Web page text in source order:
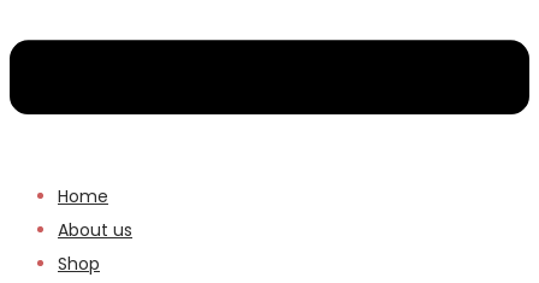
Home
About us
Shop